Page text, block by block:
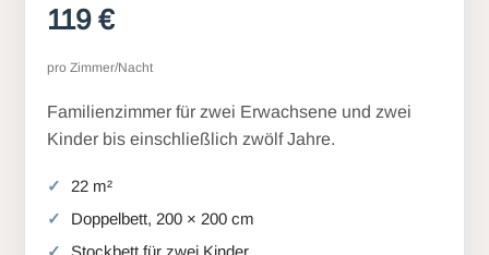
119 €
pro Zimmer/Nacht
Familienzimmer für zwei Erwachsene und zwei
Kinder bis einschließlich zwölf Jahre.
22 m²
Doppelbett, 200 × 200 cm
Stockbett für zwei Kinder